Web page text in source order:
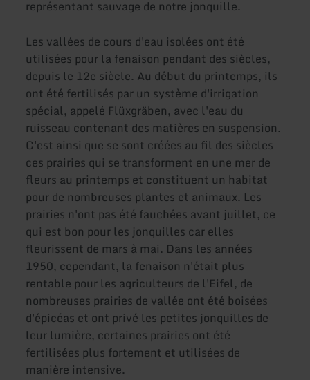
représentant sauvage de notre jonquille.
Les vallées de cours d'eau isolées ont été
utilisées pour la fenaison pendant des siècles,
depuis le 12e siècle. Au début du printemps, ils
ont été fertilisés par un système d'irrigation
spécial, appelé Flüxgräben, avec l'eau du
ruisseau contenant des matières en suspension.
C'est ainsi que se sont créées au fil des siècles
ces prairies qui se transforment en une mer de
fleurs au printemps et constituent un habitat
pour de nombreuses plantes et animaux. Les
prairies n'ont pas été fauchées avant juillet, ce
qui est bon pour les jonquilles car elles
fleurissent de mars à mai. Dans les années
1950, cependant, la fenaison n'était plus
rentable pour les agriculteurs de l'Eifel, de
nombreuses prairies de vallée ont été boisées
d'épicéas et ont privé les petites jonquilles de
leur lumière, certaines prairies ont été
fertilisées plus fortement et utilisées de
manière intensive.